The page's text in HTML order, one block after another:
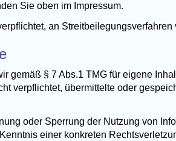
Sie oben im Impressum.
an
gemäß § 7 Abs.1 TMG für eigene
verpflichtet, übermittelte oder
oder Sperrung der Nutzung von
einer konkreten